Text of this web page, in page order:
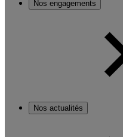
Nos engagements
Nos actualités